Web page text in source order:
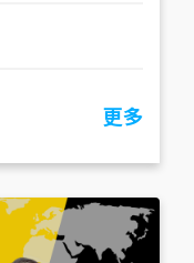
更多